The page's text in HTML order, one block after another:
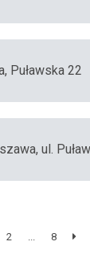
Puławska 22
ul.
2 ... 8